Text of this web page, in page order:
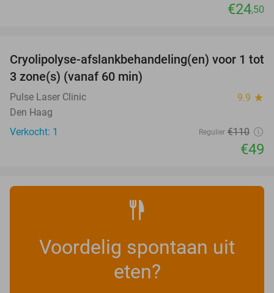
€24,50
55%
NEW
TODAY
Cryolipolyse-afslankbehandeling(en) voor 1 tot
3 zone(s) (vanaf 60 min)
Pulse Laser Clinic 9.9 star
Den Haag
Verkocht: 1
Regulier €110
€49
Voordelig spontaan uit
eten?